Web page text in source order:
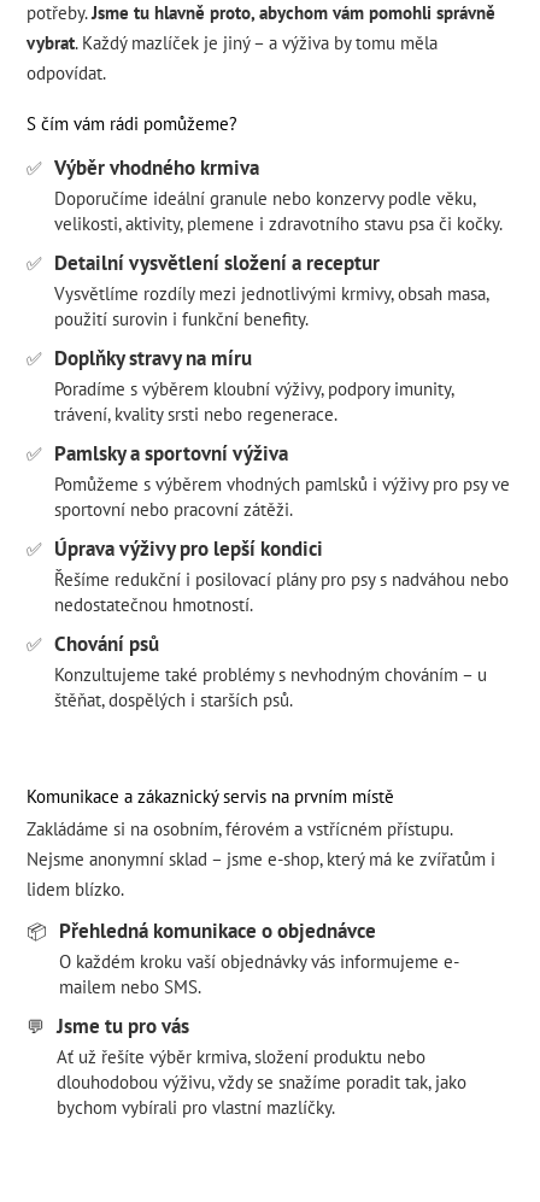
potřeby.Jsme tu hlavně proto, abychom vám pomohli správně
vybrat. Každý mazlíček je jiný – a výživa by tomu měla
odpovídat.
S čím vám rádi pomůžeme?
✅ Výběr vhodného krmiva
Doporučíme ideální granule nebo konzervy podle věku,
velikosti, aktivity, plemene i zdravotního stavu psa či kočky.
✅ Detailní vysvětlení složení a receptur
Vysvětlíme rozdíly mezi jednotlivými krmivy, obsah masa,
použití surovin i funkční benefity.
✅ Doplňky stravy na míru
Poradíme s výběrem kloubní výživy, podpory imunity,
trávení, kvality srsti nebo regenerace.
✅ Pamlsky a sportovní výživa
Pomůžeme s výběrem vhodných pamlsků i výživy pro psy ve
sportovní nebo pracovní zátěži.
✅ Úprava výživy pro lepší kondici
Řešíme redukční i posilovací plány pro psy s nadváhou nebo
nedostatečnou hmotností.
✅ Chování psů
Konzultujeme také problémy s nevhodným chováním – u
štěňat, dospělých i starších psů.
Komunikace a zákaznický servis na prvním místě
Zakládáme si na osobním, férovém a vstřícném přístupu.
Nejsme anonymní sklad – jsme e-shop, který má ke zvířatům i
lidem blízko.
📦
Přehledná komunikace o objednávce
O každém kroku vaší objednávky vás informujeme e-
mailem nebo SMS.
💬
Jsme tu pro vás
Ať už řešíte výběr krmiva, složení produktu nebo
dlouhodobou výživu, vždy se snažíme poradit tak, jako
bychom vybírali pro vlastní mazlíčky.